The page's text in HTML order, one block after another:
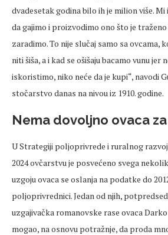
dvadesetak godina bilo ih je milion više.
da gajimo i proizvodimo ono što je
zaradimo. To nije slučaj samo sa ovcama,
niti šiša, a i kad se ošišaju bacamo vunu jer
iskoristimo, niko neće da je kupi“, navodi
stočarstvo danas na nivou iz 1910. godine.
Nema dovoljno ovaca
U Strategiji poljoprivrede i ruralnog
2024 ovčarstvu je posvećeno svega
uzgoju ovaca se oslanja na podatke do
poljoprivrednici. Jedan od njih,
uzgajivačka romanovske rase ovaca
mogao, na osnovu potražnje, da proda